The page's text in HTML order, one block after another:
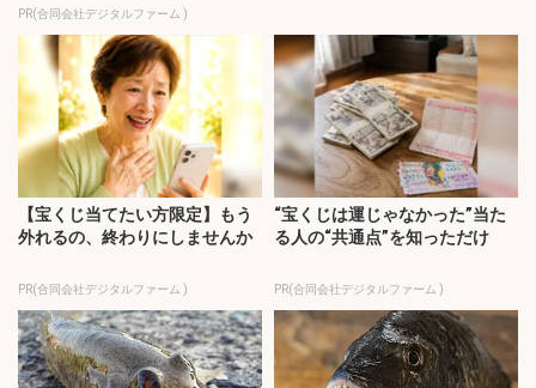
PR(合同会社デジタルファーム )
【宝くじ当てたい方限定】もう
外れるの、終わりにしませんか
PR(合同会社デジタルファーム )
“宝くじは運じゃなかった”当た
る人の“共通点”を知っただけ
PR(合同会社デジタルファーム )